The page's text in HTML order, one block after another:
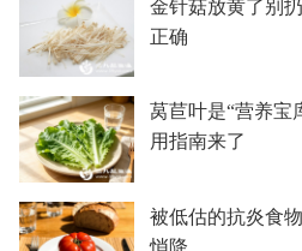
金针菇放黄了别
正确
莴苣叶是“营养宝
用指南来了
被低估的抗炎食
悄降